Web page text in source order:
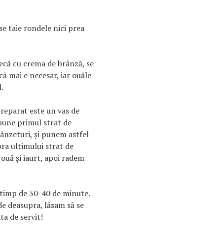
taie rondele nici prea
cu crema de brânză, se
mai e necesar, iar ouăle
este un vas de
primul strat de
şi punem astfel
ultimului strat de
şi iaurt, apoi radem
de 30-40 de minute.
deasupra, lăsam să se
de servit!